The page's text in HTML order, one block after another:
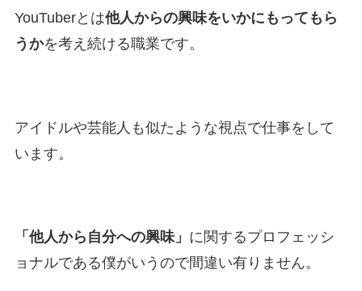
YouTuberとは他人からの興味をいかにもってもら
うかを考え続ける職業です。
アイドルや芸能人も似たような視点で仕事をして
います。
「他人から自分への興味」 に関するプロフェッシ
ョナルである僕がいうので間違い有りません。